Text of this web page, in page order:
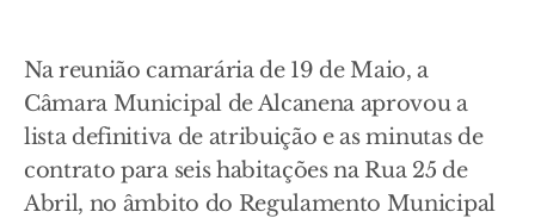
Na reunião camarária de 19 de Maio, a
Câmara Municipal de Alcanena aprovou a
lista definitiva de atribuição e as minutas de
contrato para seis habitações na Rua 25 de
Abril, no âmbito do Regulamento Municipal